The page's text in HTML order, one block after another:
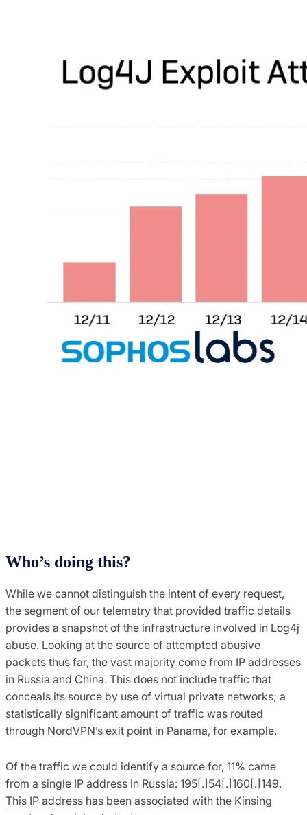
Who’s doing this?
While we cannot distinguish the intent of every request,
the segment of our telemetry that provided traffic details
provides a snapshot of the infrastructure involved in Log4j
abuse. Looking at the source of attempted abusive
packets thus far, the vast majority come from IP addresses
in Russia and China. This does not include traffic that
conceals its source by use of virtual private networks; a
statistically significant amount of traffic was routed
through NordVPN’s exit point in Panama, for example.
Of the traffic we could identify a source for, 11% came
from a single IP address in Russia: 195[.]54[.]160[.]149.
This IP address has been associated with the Kinsing